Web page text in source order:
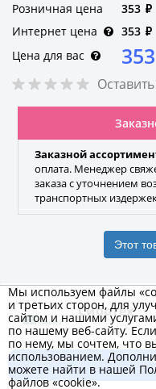
Розничная цена 353 ₽
Интернет цена
353 ₽
Цена для вас
353
Заказной
оплата. Менеджер
заказа с уточнением
транспортных
Этот
Сибртех
Бренд
Характеристики
Мы используем файлы
и третьих сторон, для
сайтом и нашими
по нашему веб-сайту.
по нему, мы сочтем, что
использованием.
можете найти в нашей
файлов «cookie».